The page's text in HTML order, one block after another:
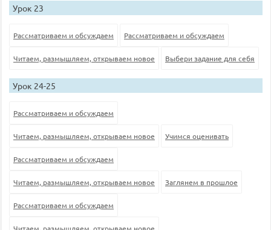
Урок 23
Рассматриваем и обсуждаем Рассматриваем и обсуждаем
Читаем, размышляем, открываем новое Выбери задание для себя
Урок 24-25
Рассматриваем и обсуждаем
Читаем, размышляем, открываем новое Учимся оценивать
Рассматриваем и обсуждаем
Читаем, размышляем, открываем новое Заглянем в прошлое
Рассматриваем и обсуждаем